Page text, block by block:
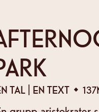
TAL | ENTEXT 137